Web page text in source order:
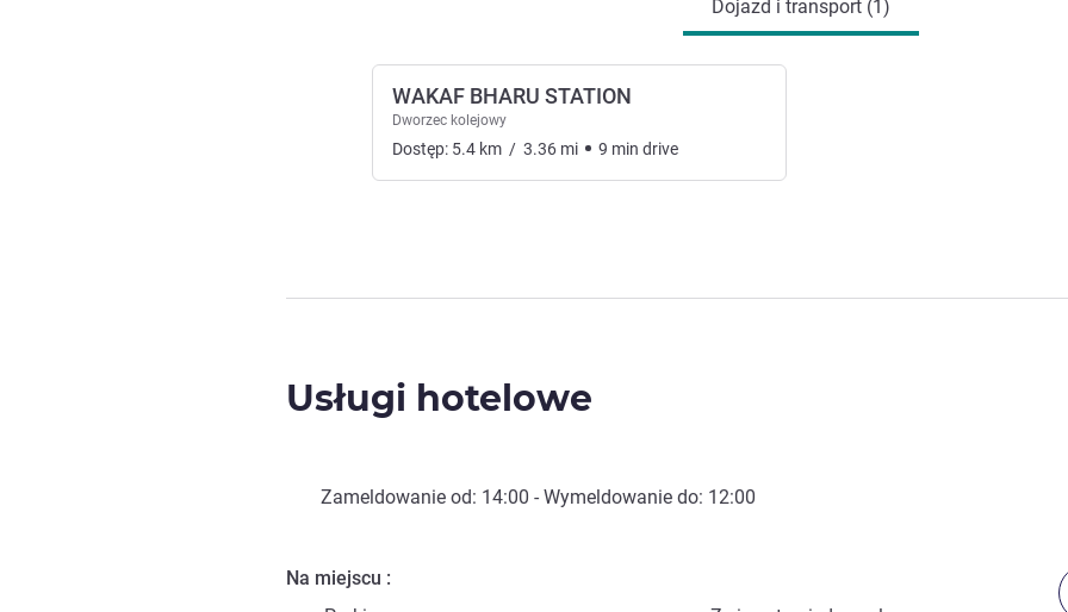
Dojazd i transport (1)
WAKAF BHARU STATION
Dworzec kolejowy
Dostęp: 5.4 km / 3.36 mi 9 min drive
Usługi hotelowe
Zameldowanie od: 14:00 - Wymeldowanie do: 12:00
Na miejscu